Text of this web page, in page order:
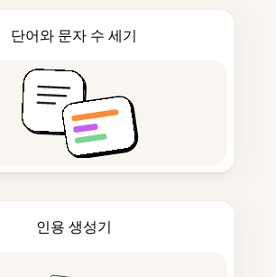
단어와 문자 수 세기
인용 생성기